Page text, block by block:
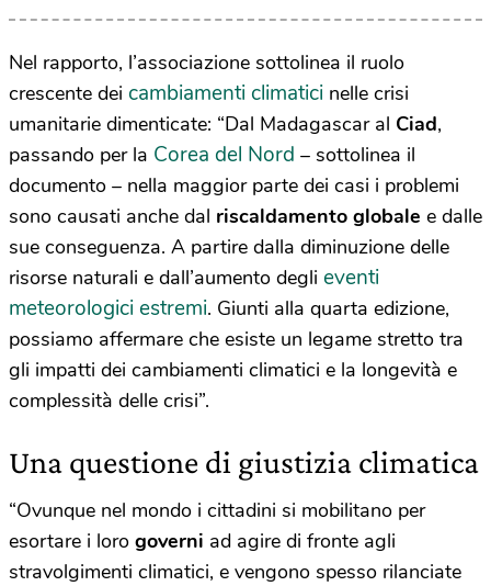
Nel rapporto, l’associazione sottolinea il ruolo
crescente dei cambiamenti climatici nelle crisi
umanitarie dimenticate: “Dal Madagascar al Ciad,
passando per la Corea del Nord – sottolinea il
documento – nella maggior parte dei casi i problemi
sono causati anche dal riscaldamento globale e dalle
sue conseguenza. A partire dalla diminuzione delle
risorse naturali e dall’aumento degli eventi
meteorologici estremi. Giunti alla quarta edizione,
possiamo affermare che esiste un legame stretto tra
gli impatti dei cambiamenti climatici e la longevità e
complessità delle crisi”.
Una questione di giustizia climatica
“Ovunque nel mondo i cittadini si mobilitano per
esortare i loro governi ad agire di fronte agli
stravolgimenti climatici, e vengono spesso rilanciate